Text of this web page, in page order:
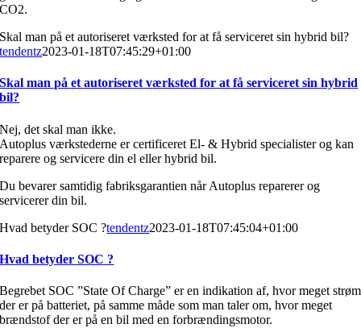
CO2.
Skal man på et autoriseret værksted for at få serviceret sin hybrid bil?
tendentz2023-01-18T07:45:29+01:00
Skal man på et autoriseret værksted for at få serviceret sin hybrid
bil?
Nej, det skal man ikke.
Autoplus værkstederne er certificeret El- & Hybrid specialister og kan
reparere og servicere din el eller hybrid bil.
Du bevarer samtidig fabriksgarantien når Autoplus reparerer og
servicerer din bil.
Hvad betyder SOC ?tendentz2023-01-18T07:45:04+01:00
Hvad betyder SOC ?
Begrebet SOC ”State Of Charge” er en indikation af, hvor meget strøm
der er på batteriet, på samme måde som man taler om, hvor meget
brændstof der er på en bil med en forbrændingsmotor.